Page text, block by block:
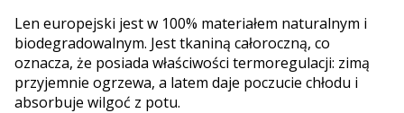
Len europejski jest w 100% materiałem naturalnym i
biodegradowalnym. Jest tkaniną całoroczną, co
oznacza, że posiada właściwości termoregulacji: zimą
przyjemnie ogrzewa, a latem daje poczucie chłodu i
absorbuje wilgoć z potu.